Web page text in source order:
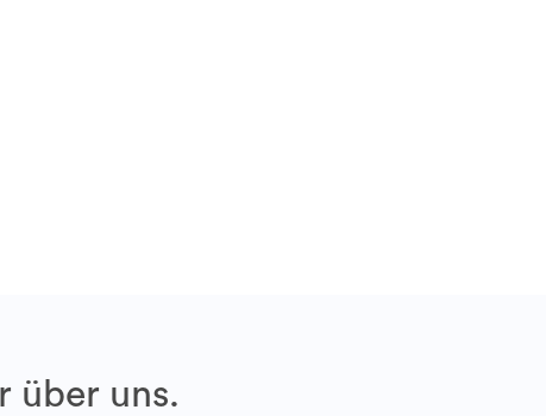
über uns.